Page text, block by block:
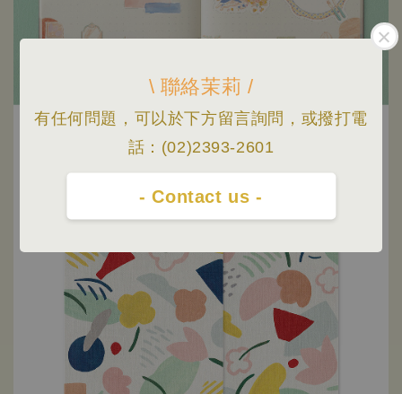
\ 聯絡茉莉 /
有任何問題，可以於下方留言詢問，或撥打電
話：(02)2393-2601
- Contact us -